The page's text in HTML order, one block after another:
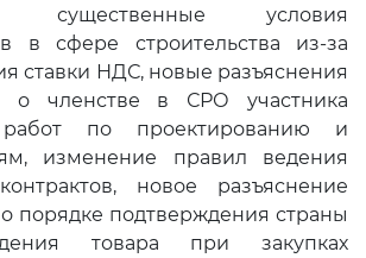
существенные условия
в сфере строительства из-за
ставки НДС, новые разъяснения
о членстве в СРО участника
работ по проектированию и
изменение правил ведения
новое разъяснение
порядке подтверждения страны
товара при закупках